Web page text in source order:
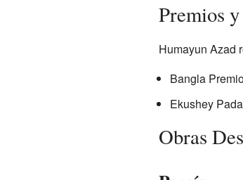
Premios
Humayun Azad
Bangla
Ekushey
Obras